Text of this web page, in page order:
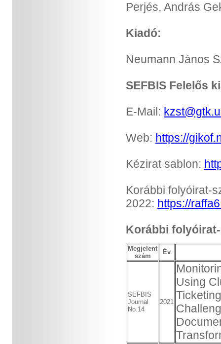
Perjés, András
Kiadó:
Neumann János
SEFBIS Felelős
E-Mail:
Web: https://
Kézirat sablon:
Korábbi folyóirat-
2022: https://
Korábbi
Megjelent
szám
Év
SEFBIS
Journal
No.14
2021
Using